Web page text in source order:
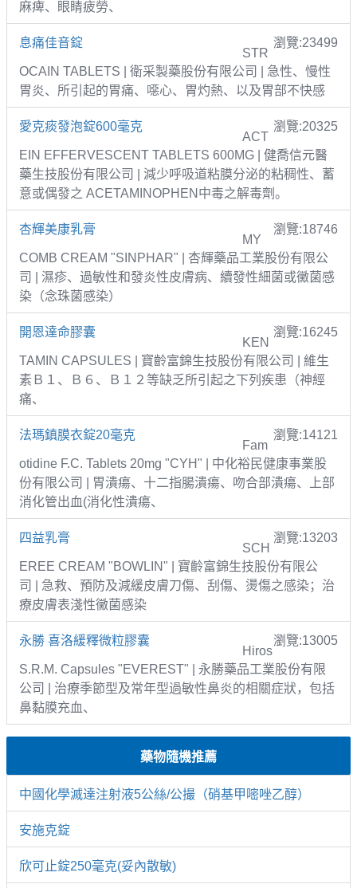
麻痺、眼睛疲勞、
息痛佳音錠 瀏覽:23499
STR
OCAIN TABLETS | 衛采製藥股份有限公司 | 急性、慢性
胃炎、所引起的胃痛、噁心、胃灼熱、以及胃部不快感
愛克痰發泡錠600毫克 瀏覽:20325
ACT
EIN EFFERVESCENT TABLETS 600MG | 健喬信元醫
藥生技股份有限公司 | 減少呼吸道粘膜分泌的粘稠性、蓄
意或偶發之 ACETAMINOPHEN中毒之解毒劑。
杏輝美康乳膏 瀏覽:18746
MY
COMB CREAM "SINPHAR" | 杏輝藥品工業股份有限公
司 | 濕疹、過敏性和發炎性皮膚病、續發性細菌或黴菌感
染（念珠菌感染）
開恩達命膠囊 瀏覽:16245
KEN
TAMIN CAPSULES | 寶齡富錦生技股份有限公司 | 維生
素Ｂ１、Ｂ６、Ｂ１２等缺乏所引起之下列疾患（神經
痛、
法瑪鎮膜衣錠20毫克 瀏覽:14121
Fam
otidine F.C. Tablets 20mg "CYH" | 中化裕民健康事業股
份有限公司 | 胃潰瘍、十二指腸潰瘍、吻合部潰瘍、上部
消化管出血(消化性潰瘍、
四益乳膏 瀏覽:13203
SCH
EREE CREAM "BOWLIN" | 寶齡富錦生技股份有限公
司 | 急救、預防及減緩皮膚刀傷、刮傷、燙傷之感染；治
療皮膚表淺性黴菌感染
永勝 喜洛緩釋微粒膠囊 瀏覽:13005
Hiros
S.R.M. Capsules "EVEREST" | 永勝藥品工業股份有限
公司 | 治療季節型及常年型過敏性鼻炎的相關症狀，包括
鼻黏膜充血、
藥物隨機推薦
中國化學滅達注射液5公絲/公撮（硝基甲嘧唑乙醇）
安施克錠
欣可止錠250毫克(妥內散敏)